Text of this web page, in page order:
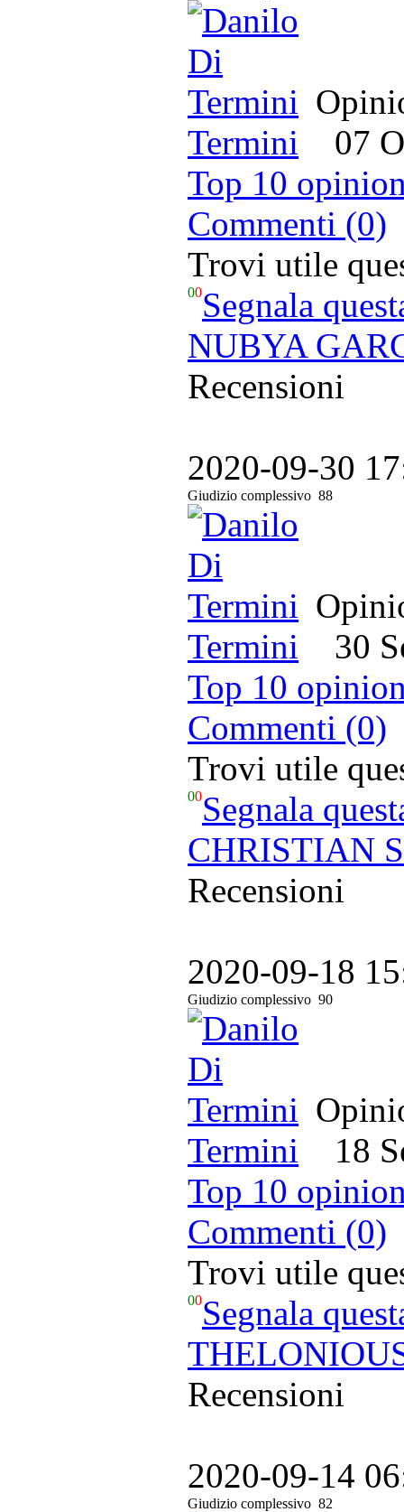
Termini 07
Top 10
Commenti (0)
Trovi utile
00Segnala
NUBYA
Recensioni
2020-09-30
Giudizio complessivo 88
Termini 30
Top 10
Commenti (0)
Trovi utile
00Segnala
CHRISTIAN
Recensioni
2020-09-18
Giudizio complessivo 90
Termini 18
Top 10
Commenti (0)
Trovi utile
00Segnala
Recensioni
2020-09-14
Giudizio complessivo 82